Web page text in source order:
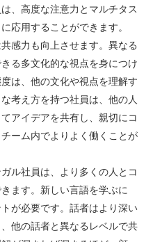
、高度な注意力とマルチタス
応用することができます。
感力も向上させます。異なる
る多文化的な視点を身につけ
は、他の文化や視点を理解す
考え方を持つ社員は、他の人
アイデアを共有し、親切にコ
ーム内でよりよく働くことが
ル社員は、より多くの人とコ
ます。新しい言語を学ぶに
が必要です。話者はより深い
他の話者と異なるレベルで共